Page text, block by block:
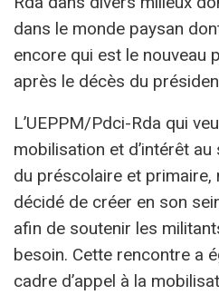
dans le monde paysan
encore qui est le nouveau
après le décès du
L’UEPPM/Pdci-Rda qui
mobilisation et d’intérêt
du préscolaire et primaire,
décidé de créer en son
afin de soutenir les
besoin. Cette rencontre a
cadre d’appel à la